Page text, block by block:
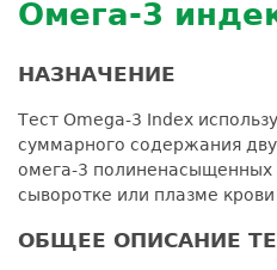
Омега-3
НАЗНАЧЕНИЕ
Тест Omega-3 Index
суммарного содержания
омега-3 полиненасыщенных
сыворотке или плазме крови
ОБЩЕЕ ОПИСАНИЕ